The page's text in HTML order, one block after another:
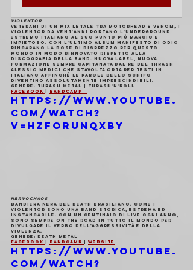
VIOLENTOR
Veterani di un mix letale tra Motorhead e Venom, i
Violentor da vent'anni portano l'underground
estremo italiano al suo punto più marcio e
impietoso. Con l'ultimo album Manifesto di Odio
rincarano la dose di disprezzo per questo
mondo in modo rinnovato rispetto alla
discografia della band. Nuova label, nuova
formazione sempre capitanata dal re del thrash
Alessio Medici che stavolta opta per testi in
italiano affinché le parole dello schifo
diventino assolutamente imprescindibili.
Genere: thrash metal | thrash'n'roll
Facebook
Bandcamp
https://www.youtube.
com/watch?
v=hzfORUnqxBY
NERVOCHAOS
Bandiera nera del death brasiliano. Come i
Violentor sono una band storica, estrema ed
instancabile. Con un centinaio di live ogni anno,
sono sempre on the road in tutto il mondo per
divulgare il verbo dell'aggressività e della
viulenza.
Genere: death metal
Facebook | Bandcamp | Website
https://www.youtube.
com/watch?